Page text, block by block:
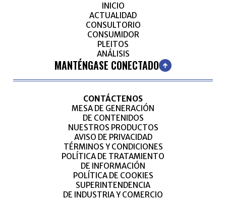
INICIO
ACTUALIDAD
CONSULTORIO
CONSUMIDOR
PLEITOS
ANÁLISIS
MANTÉNGASE CONECTADO
CONTÁCTENOS
MESA DE GENERACIÓN
DE CONTENIDOS
NUESTROS PRODUCTOS
AVISO DE PRIVACIDAD
TÉRMINOS Y CONDICIONES
POLÍTICA DE TRATAMIENTO
DE INFORMACIÓN
POLÍTICA DE COOKIES
SUPERINTENDENCIA
DE INDUSTRIA Y COMERCIO